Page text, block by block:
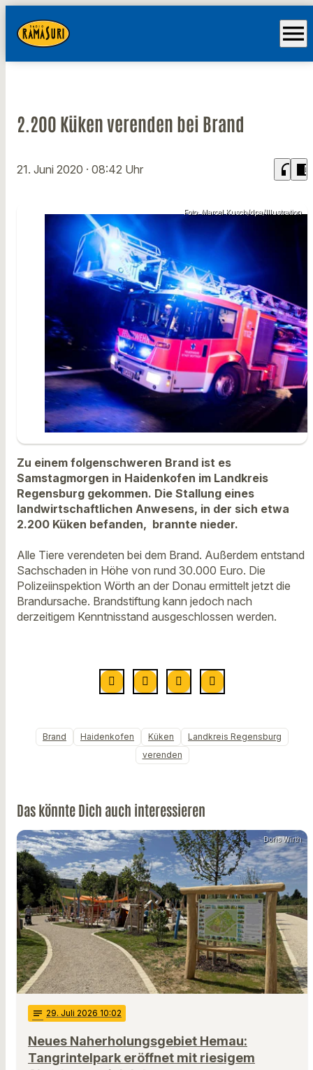
menu
2.200 Küken verenden bei Brand
21. Juni 2020 · 08:42 Uhr headphones chrome_reader_mode
Foto: Marcel Kusch/dpa/Illustration
Zu einem folgenschweren Brand ist es
Samstagmorgen in Haidenkofen im Landkreis
Regensburg gekommen. Die Stallung eines
landwirtschaftlichen Anwesens, in der sich etwa
2.200 Küken befanden, brannte nieder.
Alle Tiere verendeten bei dem Brand. Außerdem entstand
Sachschaden in Höhe von rund 30.000 Euro. Die
Polizeiinspektion Wörth an der Donau ermittelt jetzt die
Brandursache. Brandstiftung kann jedoch nach
derzeitigem Kenntnisstand ausgeschlossen werden.
Brand Haidenkofen Küken
Landkreis Regensburg
verenden
Das könnte Dich auch interessieren
Doris Wirth
notes 29. Juli 2026 10:02
Neues Naherholungsgebiet Hemau:
Tangrintelpark eröffnet mit riesigem